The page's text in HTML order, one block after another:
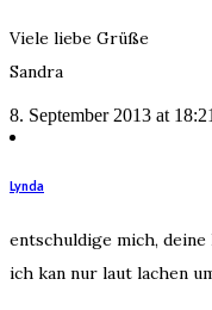
Viele liebe Grüße
Sandra
8. September 2013 at 18:21
Lynda
entschuldige mich,
ich kan nur laut lachen